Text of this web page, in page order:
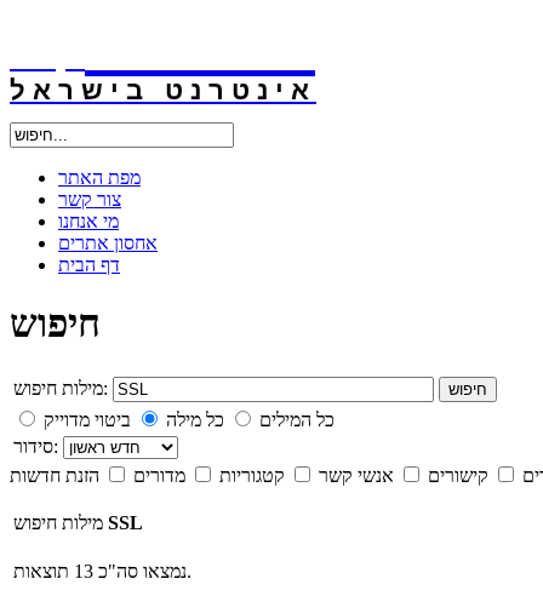
אינטרנט בישראל
מפת האתר
צור קשר
מי אנחנו
אחסון אתרים
דף הבית
חיפוש
מילות חיפוש: חיפוש
כל המילים כל מילה
ביטוי מדוייק
סידור:
קישורים אנשי קשר קטגוריות מדורים הזנת חדשות
SSL
נמצאו סה"כ 13 תוצאות.